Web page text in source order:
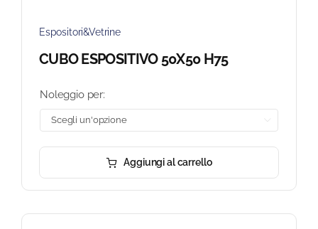
Espositori&Vetrine
CUBO ESPOSITIVO 50X50 H75
Noleggio per:
Aggiungi al carrello